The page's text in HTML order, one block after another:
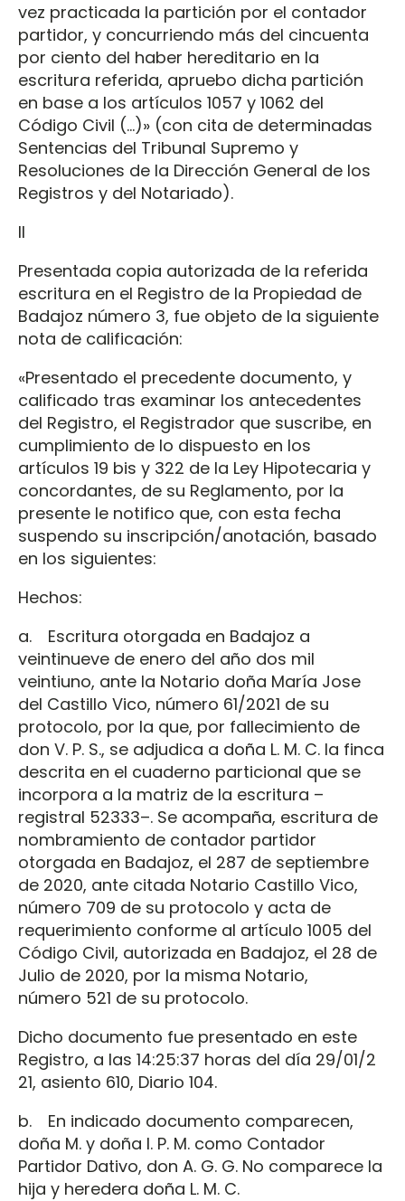
vez practicada la partición por el contador
partidor, y concurriendo más del cincuenta
por ciento del haber hereditario en la
escritura referida, apruebo dicha partición
en base a los artículos 1057 y 1062 del
Código Civil (…)» (con cita de determinadas
Sentencias del Tribunal Supremo y
Resoluciones de la Dirección General de los
Registros y del Notariado).
II
Presentada copia autorizada de la referida
escritura en el Registro de la Propiedad de
Badajoz número 3, fue objeto de la siguiente
nota de calificación:
«Presentado el precedente documento, y
calificado tras examinar los antecedentes
del Registro, el Registrador que suscribe, en
cumplimiento de lo dispuesto en los
artículos 19 bis y 322 de la Ley Hipotecaria y
concordantes, de su Reglamento, por la
presente le notifico que, con esta fecha
suspendo su inscripción/anotación, basado
en los siguientes:
Hechos:
a. Escritura otorgada en Badajoz a
veintinueve de enero del año dos mil
veintiuno, ante la Notario doña María Jose
del Castillo Vico, número 61/2021 de su
protocolo, por la que, por fallecimiento de
don V. P. S., se adjudica a doña L. M. C. la finca
descrita en el cuaderno particional que se
incorpora a la matriz de la escritura –
registral 52333–. Se acompaña, escritura de
nombramiento de contador partidor
otorgada en Badajoz, el 287 de septiembre
de 2020, ante citada Notario Castillo Vico,
número 709 de su protocolo y acta de
requerimiento conforme al artículo 1005 del
Código Civil, autorizada en Badajoz, el 28 de
Julio de 2020, por la misma Notario,
número 521 de su protocolo.
Dicho documento fue presentado en este
Registro, a las 14:25:37 horas del día 29/01/2
21, asiento 610, Diario 104.
b. En indicado documento comparecen,
doña M. y doña I. P. M. como Contador
Partidor Dativo, don A. G. G. No comparece la
hija y heredera doña L. M. C.